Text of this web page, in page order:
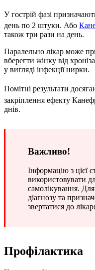
У гострій фазі
день по 2 штуки. Або
також три рази на день.
Паралельно лікар може
вберегти жінку від
у вигляді інфекції нирки.
Помітні результати
закріплення ефекту
днів.
Важливо!
Інформацію з цієї
використовувати
самолікування.
діагнозу та
звертатися до
Профілактика